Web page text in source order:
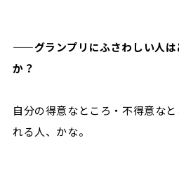
——グランプリにふさわしい人は
か？
自分の得意なところ・不得意な
れる人、かな。